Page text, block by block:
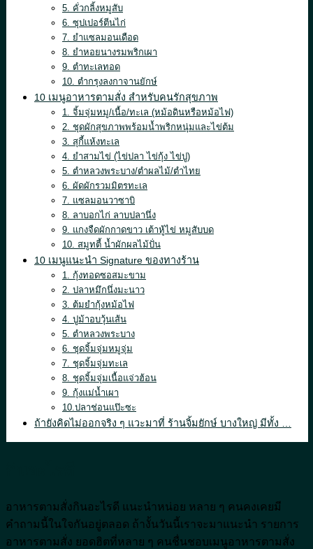
5. คั่วกลิ้งหมูสับ
6. ซุปเปอร์ตีนไก่
7. ยำแซลมอนเดือด
8. ยำหอยนางรมพริกเผา
9. ตำทะเลทอด
10. ตำกรุงลงกาจานยักษ์
10 เมนูอาหารตามสั่ง สำหรับคนรักสุขภาพ
1. จิ้มจุ่มหมู/เนื้อ/ทะเล (หม้อดินหรือหม้อไฟ)
2. ชุดผักสุขภาพพร้อมน้ำพริกหนุ่มและไข่ต้ม
3. สุกี้แห้งทะเล
4. ยำสามไข่ (ไข่ปลา ไข่กุ้ง ไข่ปู)
5. ตำหลวงพระบาง/ตำผลไม้/ตำไทย
6. ผัดผักรวมมิตรทะเล
7. แซลมอนวาซาบิ
8. ลาบอกไก่ ลาบปลานึ่ง
9. แกงจืดผักกาดขาว เต้าหู้ไข่ หมูสับบด
10. สมูทตี้ น้ำผักผลไม้ปั่น
10 เมนูแนะนำ Signature ของทางร้าน
1. กุ้งทอดซอสมะขาม
2. ปลาหมึกนึ่งมะนาว
3. ต้มยำกุ้งหม้อไฟ
4. ปูม้าอบวุ้นเส้น
5. ตำหลวงพระบาง
6. ชุดจิ้มจุ่มหมูจุ่ม
7. ชุดจิ้มจุ่มทะเล
8. ชุดจิ้มจุ่มเนื้อแจ่วฮ้อน
9. กุ้งแม่น้ำเผา
10.ปลาช่อนแป๊ะซะ
ถ้ายังคิดไม่ออกจริง ๆ แวะมาที่ ร้านจิ้มยักษ์ บางใหญ่ มีทั้ง …
อาหารตามสั่งกินอะไรดี แนะนำหน่อย หลาย ๆ คนคงเคยมี
คำถามนี้ในใจกันอยู่ตลอด ถ้างั้นวันนี้เราจะมาแนะนำ รายการ
อาหารตามสั่ง ยอดฮิตที่หลาย ๆ คนชื่นชอบเมนูอาหารตามสั่ง